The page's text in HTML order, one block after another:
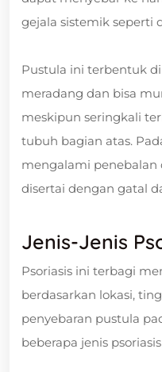
gejala sistemik seperti
Pustula ini terbentuk
meradang dan bisa
meskipun seringkali
tubuh bagian atas.
mengalami penebalan
disertai dengan gatal
Jenis-Jenis
Psoriasis ini terbagi
berdasarkan lokasi,
penyebaran pustula
beberapa jenis